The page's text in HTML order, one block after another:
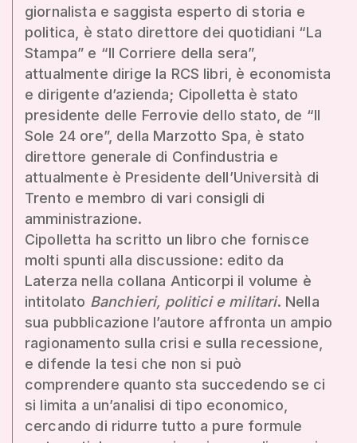
giornalista e saggista esperto di storia e
politica, è stato direttore dei quotidiani “La
Stampa” e “Il Corriere della sera”,
attualmente dirige la RCS libri, è economista
e dirigente d’azienda; Cipolletta è stato
presidente delle Ferrovie dello stato, de “Il
Sole 24 ore”, della Marzotto Spa, è stato
direttore generale di Confindustria e
attualmente è Presidente dell’Università di
Trento e membro di vari consigli di
amministrazione.
Cipolletta ha scritto un libro che fornisce
molti spunti alla discussione: edito da
Laterza nella collana Anticorpi il volume è
intitolato Banchieri, politici e militari. Nella
sua pubblicazione l’autore affronta un ampio
ragionamento sulla crisi e sulla recessione,
e difende la tesi che non si può
comprendere quanto sta succedendo se ci
si limita a un’analisi di tipo economico,
cercando di ridurre tutto a pure formule